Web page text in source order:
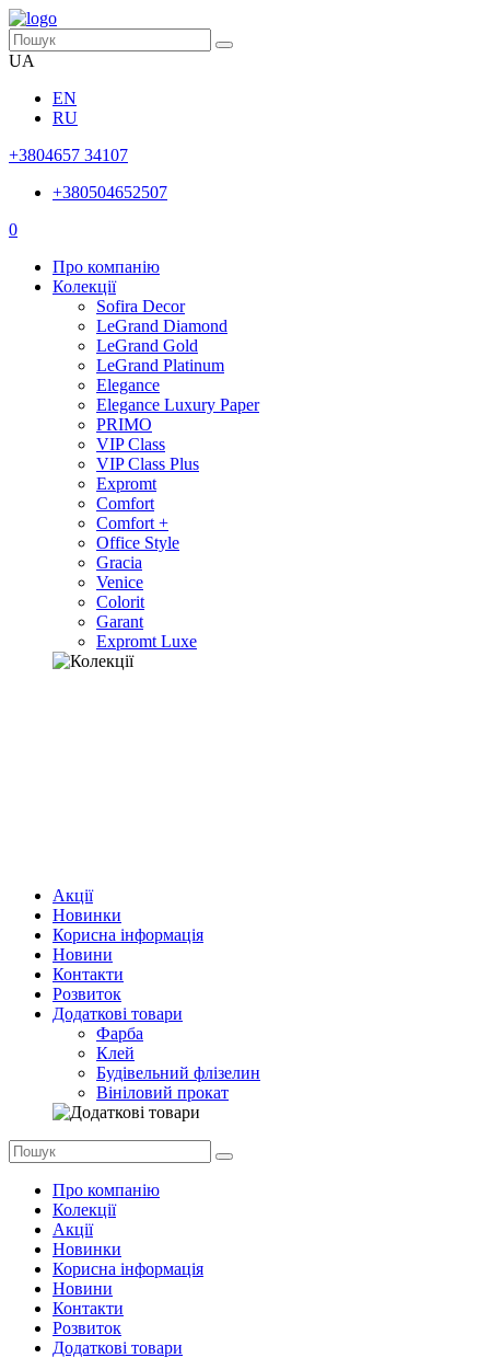
UA
EN
RU
+3804657 34107
+380504652507
0
Про компанію
Колекції
Sofira Decor
LeGrand Diamond
LeGrand Gold
LeGrand Platinum
Elegance
Elegance Luxury Paper
PRIMO
VIP Class
VIP Class Plus
Expromt
Comfort
Comfort +
Office Style
Gracia
Venice
Colorit
Garant
Expromt Luxe
Акції
Новинки
Корисна інформація
Новини
Контакти
Розвиток
Додаткові товари
Фарба
Клей
Будівельний флізелин
Вініловий прокат
Про компанію
Колекції
Акції
Новинки
Корисна інформація
Новини
Контакти
Розвиток
Додаткові товари